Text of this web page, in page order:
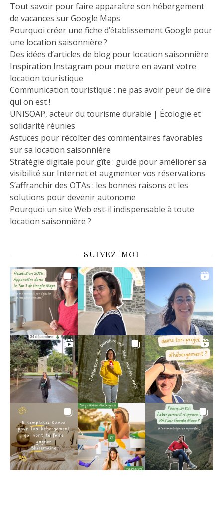
Tout savoir pour faire apparaître son hébergement
de vacances sur Google Maps
Pourquoi créer une fiche d’établissement Google pour
une location saisonnière ?
Des idées d’articles de blog pour location saisonnière
Inspiration Instagram pour mettre en avant votre
location touristique
Communication touristique : ne pas avoir peur de dire
qui on est !
UNISOAP, acteur du tourisme durable | Écologie et
solidarité réunies
Astuces pour récolter des commentaires favorables
sur sa location saisonnière
Stratégie digitale pour gîte : guide pour améliorer sa
visibilité sur Internet et augmenter vos réservations
S’affranchir des OTAs : les bonnes raisons et les
solutions pour devenir autonome
Pourquoi un site Web est-il indispensable à toute
location saisonnière ?
SUIVEZ-MOI